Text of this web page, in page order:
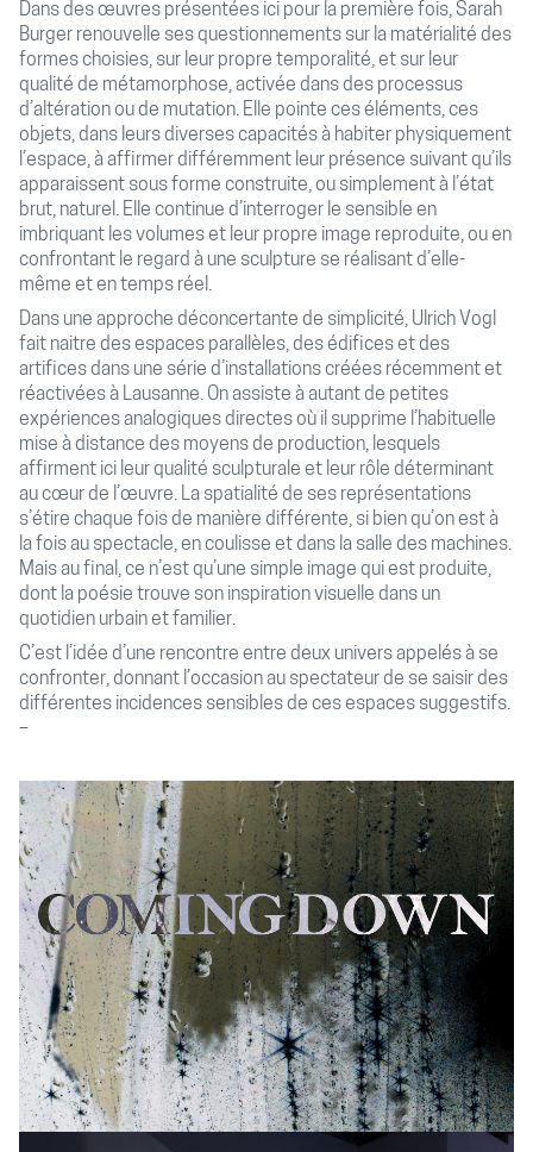
Dans des œuvres présentées ici pour la première fois, Sarah
Burger renouvelle ses questionnements sur la matérialité des
formes choisies, sur leur propre temporalité, et sur leur
qualité de métamorphose, activée dans des processus
d’altération ou de mutation. Elle pointe ces éléments, ces
objets, dans leurs diverses capacités à habiter physiquement
l’espace, à affirmer différemment leur présence suivant qu’ils
apparaissent sous forme construite, ou simplement à l’état
brut, naturel. Elle continue d’interroger le sensible en
imbriquant les volumes et leur propre image reproduite, ou en
confrontant le regard à une sculpture se réalisant d’elle-
même et en temps réel.
Dans une approche déconcertante de simplicité, Ulrich Vogl
fait naitre des espaces parallèles, des édifices et des
artifices dans une série d’installations créées récemment et
réactivées à Lausanne. On assiste à autant de petites
expériences analogiques directes où il supprime l’habituelle
mise à distance des moyens de production, lesquels
affirment ici leur qualité sculpturale et leur rôle déterminant
au cœur de l’œuvre. La spatialité de ses représentations
s’étire chaque fois de manière différente, si bien qu’on est à
la fois au spectacle, en coulisse et dans la salle des machines.
Mais au final, ce n’est qu’une simple image qui est produite,
dont la poésie trouve son inspiration visuelle dans un
quotidien urbain et familier.
C’est l’idée d’une rencontre entre deux univers appelés à se
confronter, donnant l’occasion au spectateur de se saisir des
différentes incidences sensibles de ces espaces suggestifs.